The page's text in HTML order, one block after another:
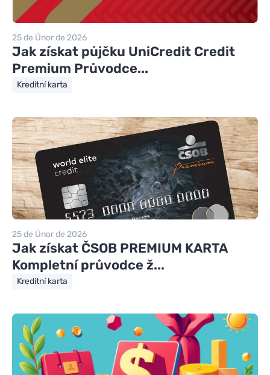
25 de Únor de 2026
Jak získat půjčku UniCredit Credit
Premium Průvodce...
Kreditní karta
25 de Únor de 2026
Jak získat ČSOB PREMIUM KARTA
Kompletní průvodce ž...
Kreditní karta